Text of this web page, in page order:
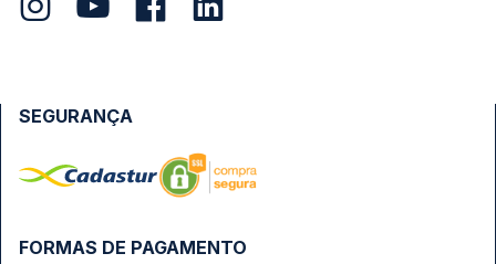
FORMAS DE PAGAMENTO
SEGURANÇA